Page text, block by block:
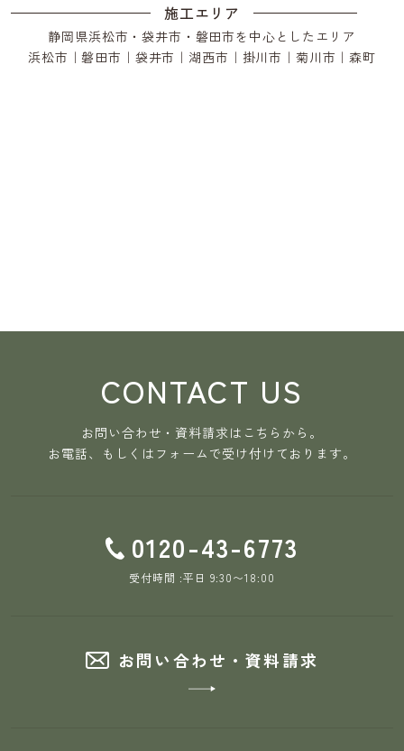
施工エリア
静岡県浜松市・袋井市・磐田市を中心としたエリア
浜松市｜磐田市｜袋井市｜湖西市｜掛川市｜菊川市｜森町
CONTACT US
お問い合わせ・資料請求はこちらから。
お電話、もしくはフォームで受け付けております。
0120-43-6773
受付時間 :平日 9:30〜18:00
お問い合わせ・資料請求